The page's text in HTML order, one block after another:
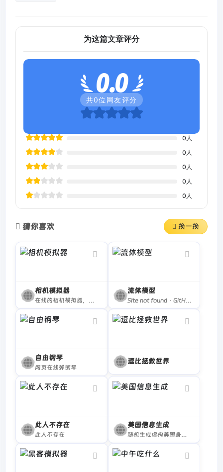
为这篇文章评分
0.0
共0位网友评分
0 人
0 人
0 人
0 人
0 人
猜你喜欢 换一换
相机模拟器
在线的相机模拟器，控制参数然后拍照
流体模型
Site not found · GitHub Pages
自由钢琴
网页在线弹钢琴
逗比拯救世界
此人不存在
此人不存在
美国信息生成
随机生成虚构美国身份，包括姓名，地址，电话，职称，信用卡，身高，体重等信息，获取美国人信息，获取美国人地址